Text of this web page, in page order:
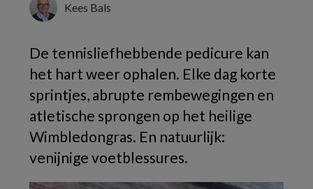
Kees Bals
De tennisliefhebbende pedicure kan
het hart weer ophalen. Elke dag korte
sprintjes, abrupte rembewegingen en
atletische sprongen op het heilige
Wimbledongras. En natuurlijk:
venijnige voetblessures.